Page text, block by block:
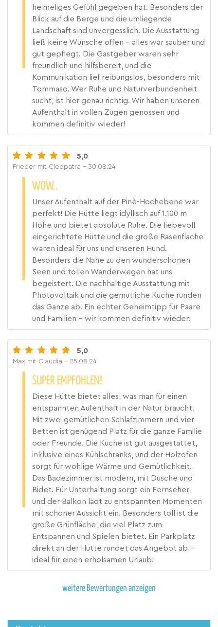
heimeliges Gefühl gegeben hat. Besonders der
Blick auf die Berge und die umliegende
Landschaft sind unvergesslich. Die Ausstattung
ließ keine Wünsche offen – alles war sauber und
gut gepflegt. Die Gastgeber waren sehr
freundlich und hilfsbereit, und die
Kommunikation lief reibungslos, besonders mit
Tommaso. Wer Ruhe und Naturverbundenheit
sucht, ist hier genau richtig. Wir haben unseren
Aufenthalt in vollen Zügen genossen und
kommen definitiv wieder!
5,0
Frieder mit Cleopatra - 30.08.24
WOW..
Unser Aufenthalt auf der Pinè-Hochebene war
perfekt! Die Hütte liegt idyllisch auf 1.100 m
Höhe und bietet absolute Ruhe. Die liebevoll
eingerichtete Hütte und die große Rasenfläche
waren ideal für uns und unseren Hund.
Besonders die Nähe zu den wunderschönen
Seen und tollen Wanderwegen hat uns
begeistert. Die nachhaltige Ausstattung mit
Photovoltaik und die gemütliche Küche runden
das Ganze ab. Ein echter Geheimtipp für Paare
und Familien – wir kommen definitiv wieder!
5,0
Max mit Claudia - 25.08.24
SUPER EMPFOHLEN!
Diese Hütte bietet alles, was man für einen
entspannten Aufenthalt in der Natur braucht.
Mit zwei gemütlichen Schlafzimmern und vier
Betten ist genügend Platz für die ganze Familie
oder Freunde. Die Küche ist gut ausgestattet,
inklusive eines Kühlschranks, und der Holzofen
sorgt für wohlige Wärme und Gemütlichkeit.
Das Badezimmer ist modern, mit Dusche und
Bidet. Für Unterhaltung sorgt ein Fernseher,
und der Balkon lädt zu entspannten Momenten
mit schöner Aussicht ein. Besonders toll ist die
große Grünfläche, die viel Platz zum
Entspannen und Spielen bietet. Ein Parkplatz
direkt an der Hütte rundet das Angebot ab –
ideal für einen erholsamen Urlaub!
weitere Bewertungen anzeigen